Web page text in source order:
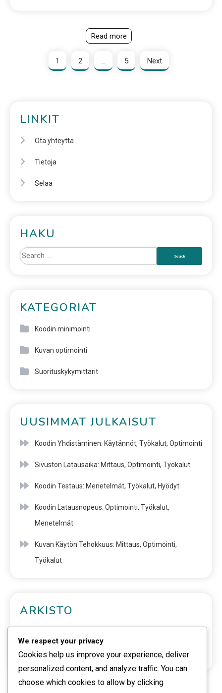
Read more
1 2 … 5 Next
LINKIT
Ota yhteyttä
Tietoja
Selaa
HAKU
KATEGORIAT
Koodin minimointi
Kuvan optimointi
Suorituskykymittarit
UUSIMMAT JULKAISUT
Koodin Yhdistäminen: Käytännöt, Työkalut, Optimointi
Sivuston Latausaika: Mittaus, Optimointi, Työkalut
Koodin Testaus: Menetelmät, Työkalut, Hyödyt
Koodin Latausnopeus: Optimointi, Työkalut,
Menetelmät
Kuvan Käytön Tehokkuus: Mittaus, Optimointi,
Työkalut
ARKISTO
January 2026
We respect your privacy
Cookies help us improve your experience, deliver
personalized content, and analyze traffic. You can
choose which cookies to allow by clicking